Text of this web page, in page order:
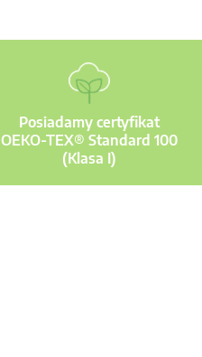
Posiadamy certyfikat
OEKO-TEX® Standard 100
(Klasa I)